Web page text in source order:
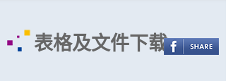
表格及文件下载